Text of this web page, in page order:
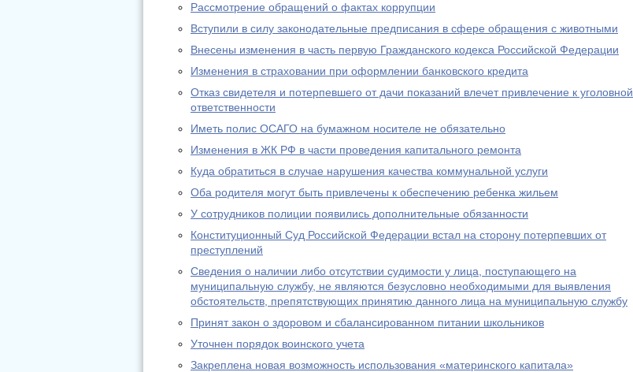
Рассмотрение обращений о фактах коррупции
Вступили в силу законодательные предписания в сфере обращения с животными
Внесены изменения в часть первую Гражданского кодекса Российской Федерации
Изменения в страховании при оформлении банковского кредита
Отказ свидетеля и потерпевшего от дачи показаний влечет привлечение к уголовной
ответственности
Иметь полис ОСАГО на бумажном носителе не обязательно
Изменения в ЖК РФ в части проведения капитального ремонта
Куда обратиться в случае нарушения качества коммунальной услуги
Оба родителя могут быть привлечены к обеспечению ребенка жильем
У сотрудников полиции появились дополнительные обязанности
Конституционный Суд Российской Федерации встал на сторону потерпевших от
преступлений
Сведения о наличии либо отсутствии судимости у лица, поступающего на
муниципальную службу, не являются безусловно необходимыми для выявления
обстоятельств, препятствующих принятию данного лица на муниципальную службу
Принят закон о здоровом и сбалансированном питании школьников
Уточнен порядок воинского учета
Закреплена новая возможность использования «материнского капитала»